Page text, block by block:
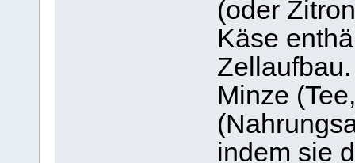
(oder
Käse
Zellaufbau.
Minze
indem sie